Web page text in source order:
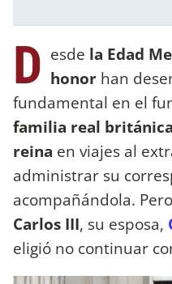
D esde la Edad
honor han
fundamental en el
familia real británica
reina en viajes al
administrar su
acompañándola.
Carlos III, su esposa,
eligió no continuar